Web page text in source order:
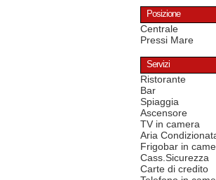
Posizione
Centrale
Pressi Mare
Servizi
Ristorante
Bar
Spiaggia
Ascensore
TV in camera
Aria
Frigobar in
Cass.Sicurezza
Carte di credito